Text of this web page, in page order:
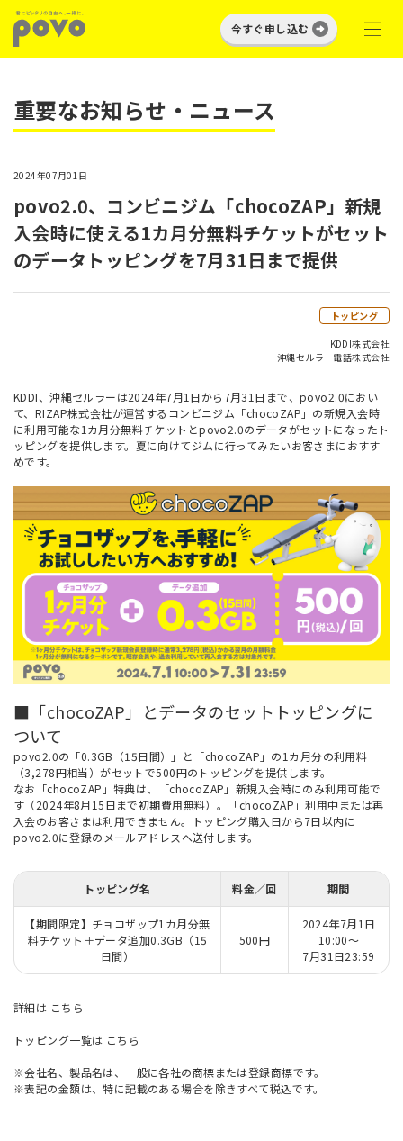
今すぐ申し込む
重要なお知らせ・ニュース
2024年07月01日
povo2.0、コンビニジム「chocoZAP」新規
入会時に使える1カ月分無料チケットがセット
のデータトッピングを7月31日まで提供
トッピング
KDDI株式会社
沖縄セルラー電話株式会社
KDDI、沖縄セルラーは2024年7月1日から7月31日まで、povo2.0におい
て、RIZAP株式会社が運営するコンビニジム「chocoZAP」の新規入会時
に利用可能な1カ月分無料チケットとpovo2.0のデータがセットになったト
ッピングを提供します。夏に向けてジムに行ってみたいお客さまにおすす
めです。
■「chocoZAP」とデータのセットトッピングに
ついて
povo2.0の「0.3GB（15日間）」と「chocoZAP」の1カ月分の利用料
（3,278円相当）がセットで500円のトッピングを提供します。
なお「chocoZAP」特典は、「chocoZAP」新規入会時にのみ利用可能で
す（2024年8月15日まで初期費用無料）。「chocoZAP」利用中または再
入会のお客さまは利用できません。トッピング購入日から7日以内に
povo2.0に登録のメールアドレスへ送付します。
トッピング名 料金／回 期間
【期間限定】チョコザップ1カ月分無
料チケット＋データ追加0.3GB（15
日間）
500円
2024年7月1日
10:00～
7月31日23:59
詳細は こちら
トッピング一覧は こちら
※会社名、製品名は、一般に各社の商標または登録商標です。
※表記の金額は、特に記載のある場合を除きすべて税込です。